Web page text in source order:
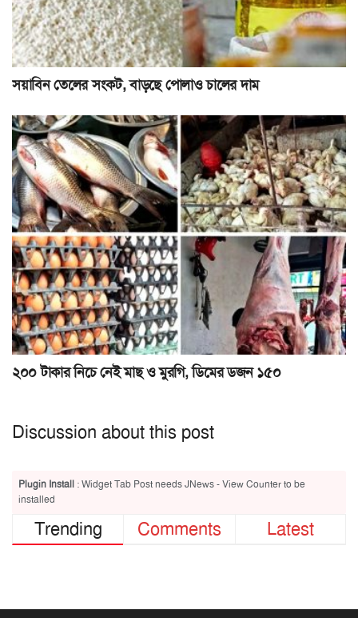
সয়াবিন তেলের সংকট, বাড়ছে পোলাও চালের দাম
২০০ টাকার নিচে নেই মাছ ও মুরগি, ডিমের ডজন ১৫০
Discussion about this post
Plugin Install : Widget Tab Post needs JNews - View Counter to be
installed
Trending Comments Latest